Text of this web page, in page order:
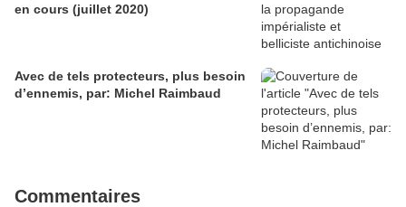
en cours (juillet 2020)
Avec de tels protecteurs, plus besoin
d’ennemis, par: Michel Raimbaud
Commentaires